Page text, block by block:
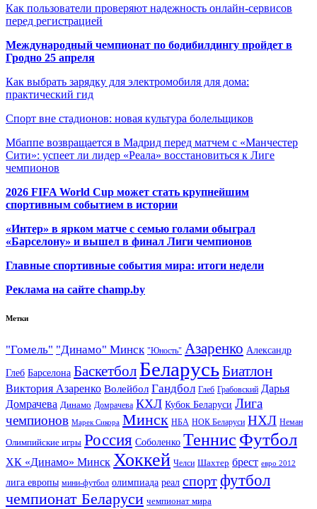
Как пользователи проверяют надежность онлайн-сервисов
перед регистрацией
Международный чемпионат по бодибилдингу пройдет в
Гродно 25 апреля
Как выбрать зарядку для электромобиля для дома:
практический гид
Спорт вне стадионов: новая культура болельщиков
Мбаппе возвращается в Мадрид перед матчем с «Манчестер
Сити»: успеет ли лидер «Реала» восстановиться к Лиге
чемпионов
2026 FIFA World Cup может стать крупнейшим
спортивным событием в истории
«Интер» в ярком матче с семью голами обыграл
«Барселону» и вышел в финал Лиги чемпионов
Главные спортивные события мира: итоги недели
Реклама на сайте champ.by
Метки
"Гомель" "Динамо" Минск "Юность" Азаренко Александр
Глеб Барселона Баскетбол БеларусьБиатлон
Виктория Азаренко Волейбол Гандбол Глеб Грабовский Дарья
Домрачева Динамо Домрачева КХЛ Кубок Беларуси Лига
чемпионов Марек Сикора Минск НБА НОК Беларуси НХЛ Неман
Олимпийские игры Россия Соболенко Теннис Футбол
ХК «Динамо» Минск Хоккей Челси Шахтер брест евро 2012
лига европы мини-футбол олимпиада реал спортфутбол
чемпионат Беларуси чемпионат мира